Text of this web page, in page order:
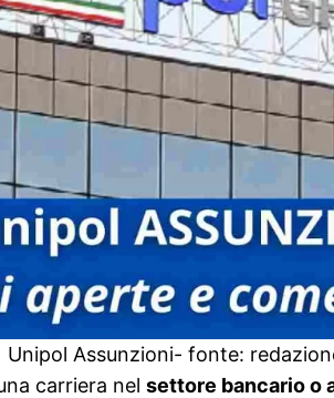
Unipol Assunzioni- fonte:
carriera nel settore bancario o